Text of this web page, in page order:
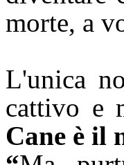
morte, a
L'unica
cattivo e
Cane è il